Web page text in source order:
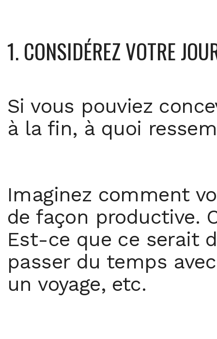
1. CONSIDÉREZ VOTRE
Si vous pouviez
à la fin, à quoi
Imaginez comment
de façon productive.
Est-ce que ce serait
passer du temps
un voyage, etc.